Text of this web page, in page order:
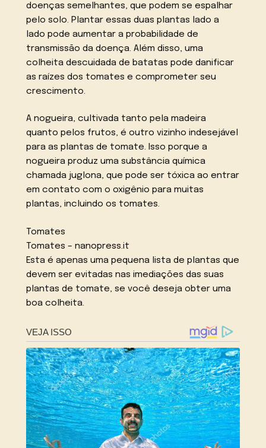
doenças semelhantes, que podem se espalhar
pelo solo. Plantar essas duas plantas lado a
lado pode aumentar a probabilidade de
transmissão da doença. Além disso, uma
colheita descuidada de batatas pode danificar
as raízes dos tomates e comprometer seu
crescimento.
A nogueira, cultivada tanto pela madeira
quanto pelos frutos, é outro vizinho indesejável
para as plantas de tomate. Isso porque a
nogueira produz uma substância química
chamada juglona, que pode ser tóxica ao entrar
em contato com o oxigênio para muitas
plantas, incluindo os tomates.
Tomates
Tomates – nanopress.it
Esta é apenas uma pequena lista de plantas que
devem ser evitadas nas imediações das suas
plantas de tomate, se você deseja obter uma
boa colheita.